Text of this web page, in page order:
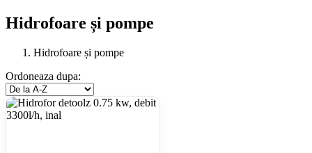
Hidrofoare și pompe
Hidrofoare și pompe
Ordoneaza dupa: